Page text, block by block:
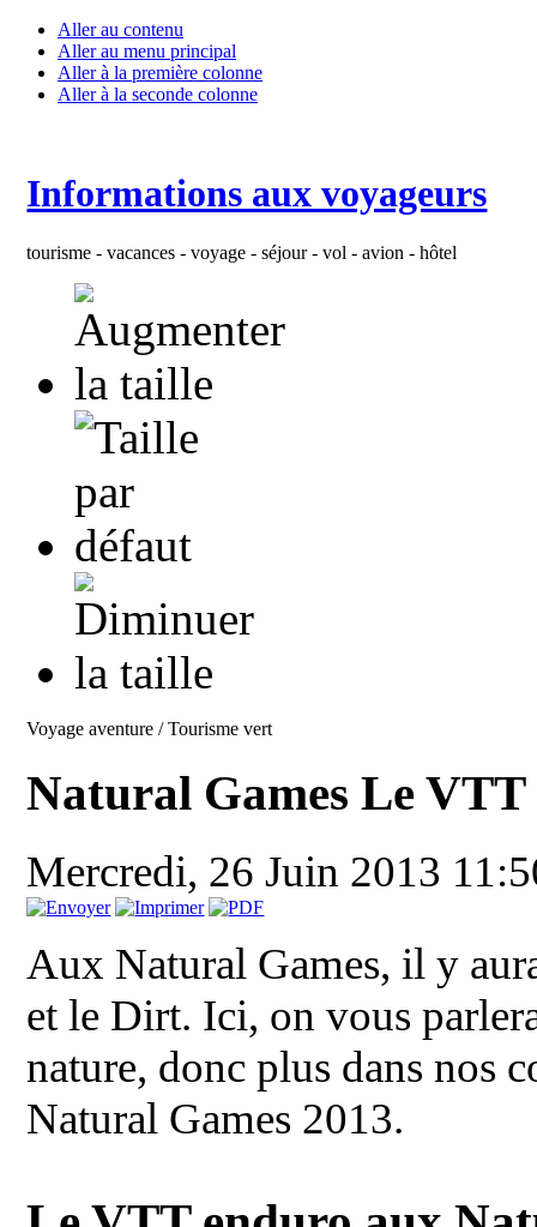
Aller au contenu
Aller au menu principal
Aller à la première colonne
Aller à la seconde colonne
Informations aux voyageurs
tourisme - vacances - voyage - séjour - vol - avion - hôtel
Voyage aventure / Tourisme vert
Natural Games Le
Mercredi, 26 Juin 2013
Aux Natural Games, il y
et le Dirt. Ici, on vous
nature, donc plus dans nos
Natural Games 2013.